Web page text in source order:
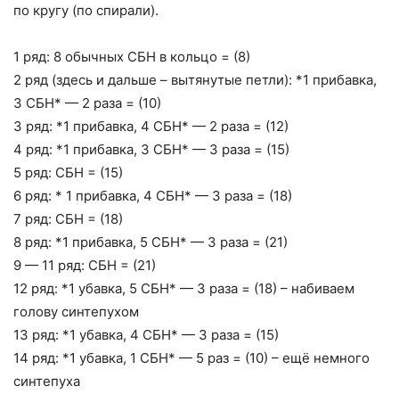
по кругу (по спирали).
1 ряд: 8 обычных СБН в кольцо = (8)
2 ряд (здесь и дальше – вытянутые петли): *1 прибавка,
3 СБН* — 2 раза = (10)
3 ряд: *1 прибавка, 4 СБН* — 2 раза = (12)
4 ряд: *1 прибавка, 3 СБН* — 3 раза = (15)
5 ряд: СБН = (15)
6 ряд: * 1 прибавка, 4 СБН* — 3 раза = (18)
7 ряд: СБН = (18)
8 ряд: *1 прибавка, 5 СБН* — 3 раза = (21)
9 — 11 ряд: СБН = (21)
12 ряд: *1 убавка, 5 СБН* — 3 раза = (18) – набиваем
голову синтепухом
13 ряд: *1 убавка, 4 СБН* — 3 раза = (15)
14 ряд: *1 убавка, 1 СБН* — 5 раз = (10) – ещё немного
синтепуха